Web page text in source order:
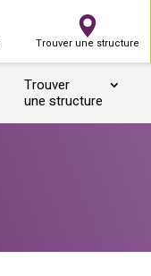
Trouver une structure
Trouver
une structure